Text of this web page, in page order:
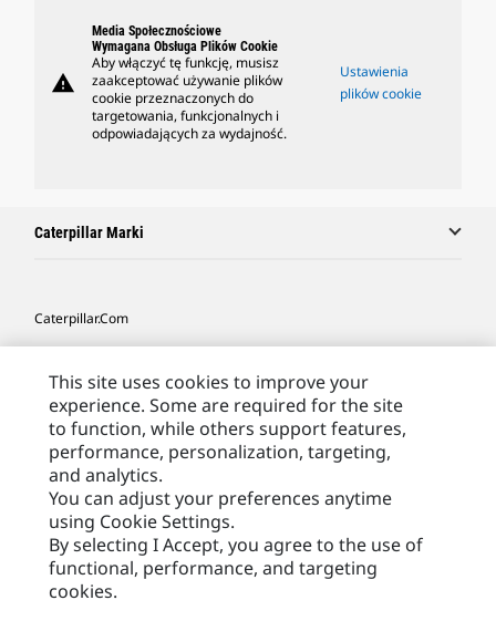
warning
Media Społecznościowe
Wymagana Obsługa Plików Cookie
Aby włączyć tę funkcję, musisz
zaakceptować używanie plików
cookie przeznaczonych do
targetowania, funkcjonalnych i
odpowiadających za wydajność.
Ustawienia
plików cookie
Caterpillar Marki
Caterpillar.com
Caterpillar Kontakt
Moje Preferencje Marketingowe
Site Map
Cookie Settings
Legal
Privacy
This site uses cookies to improve your
experience. Some are required for the site
to function, while others support features,
performance, personalization, targeting,
and analytics.
You can adjust your preferences anytime
using Cookie Settings.
By selecting I Accept, you agree to the use of
functional, performance, and targeting
cookies.